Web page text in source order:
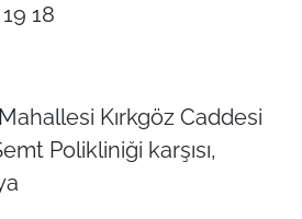
18
Kırkgöz Caddesi
Polikliniği karşısı,